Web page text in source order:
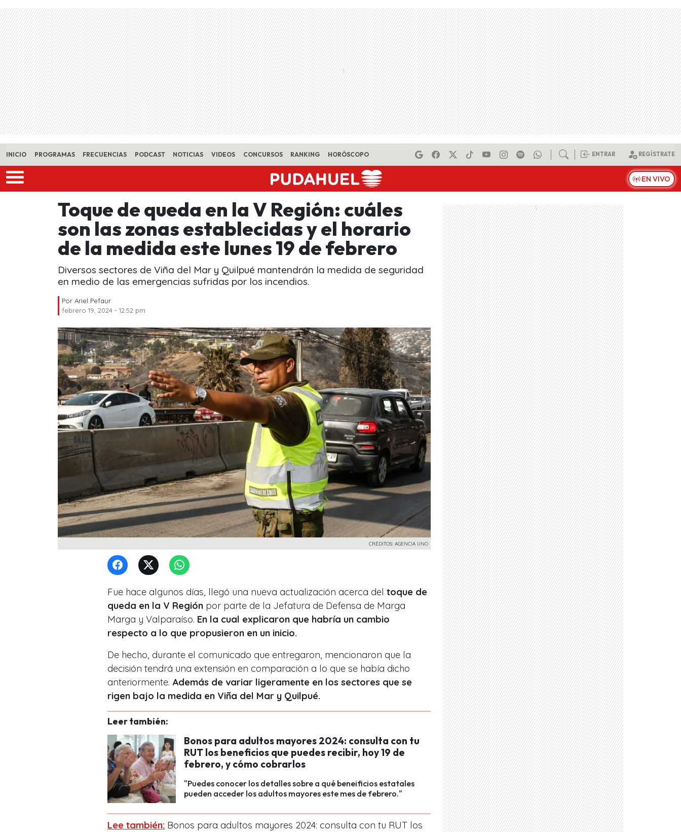
Skip to main content
INICIO PROGRAMAS FRECUENCIAS PODCAST NOTICIAS VIDEOS CONCURSOS RANKING HORÓSCOPO ENTRAR REGÍSTRATE
EN VIVO
Toque de queda en la V Región: cuáles
son las zonas establecidas y el horario
de la medida este lunes 19 de febrero
Diversos sectores de Viña del Mar y Quilpué mantendrán la medida de seguridad
en medio de las emergencias sufridas por los incendios.
Por Ariel Pefaur
febrero 19, 2024 - 12:52 pm
CRÉDITOS: AGENCIA UNO
Fue hace algunos días, llegó una nueva actualización acerca del toque de
queda en la V Región por parte de la Jefatura de Defensa de Marga
Marga y Valparaíso. En la cual explicaron que habría un cambio
respecto a lo que propusieron en un inicio.
De hecho, durante el comunicado que entregaron, mencionaron que la
decisión tendrá una extensión en comparación a lo que se había dicho
anteriormente. Además de variar ligeramente en los sectores que se
rigen bajo la medida en Viña del Mar y Quilpué.
Leer también:
Bonos para adultos mayores 2024: consulta con tu
RUT los beneficios que puedes recibir, hoy 19 de
febrero, y cómo cobrarlos
"Puedes conocer los detalles sobre a qué beneificios estatales
pueden acceder los adultos mayores este mes de febrero."
Lee también: Bonos para adultos mayores 2024: consulta con tu RUT los